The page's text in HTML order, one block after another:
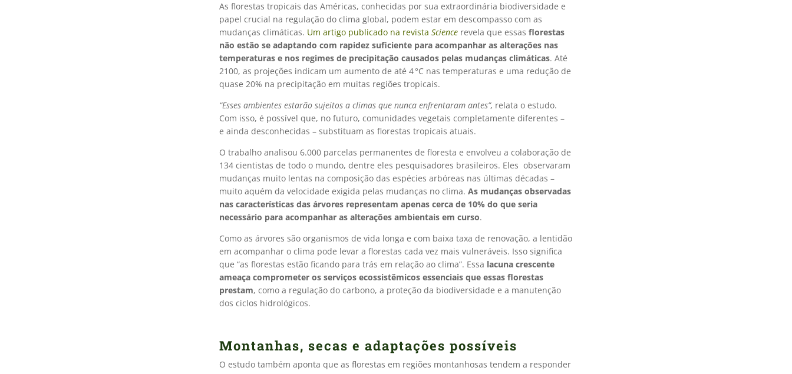
As florestas tropicais das Américas, conhecidas por sua extraordinária biodiversidade e
papel crucial na regulação do clima global, podem estar em descompasso com as
mudanças climáticas. Um artigo publicado na revista Science revela que essas florestas
não estão se adaptando com rapidez suficiente para acompanhar as alterações nas
temperaturas e nos regimes de precipitação causados pelas mudanças climáticas. Até
2100, as projeções indicam um aumento de até 4 °C nas temperaturas e uma redução de
quase 20% na precipitação em muitas regiões tropicais.
“Esses ambientes estarão sujeitos a climas que nunca enfrentaram antes”, relata o estudo.
Com isso, é possível que, no futuro, comunidades vegetais completamente diferentes –
e ainda desconhecidas – substituam as florestas tropicais atuais.
O trabalho analisou 6.000 parcelas permanentes de floresta e envolveu a colaboração de
134 cientistas de todo o mundo, dentre eles pesquisadores brasileiros. Eles observaram
mudanças muito lentas na composição das espécies arbóreas nas últimas décadas –
muito aquém da velocidade exigida pelas mudanças no clima. As mudanças observadas
nas características das árvores representam apenas cerca de 10% do que seria
necessário para acompanhar as alterações ambientais em curso.
Como as árvores são organismos de vida longa e com baixa taxa de renovação, a lentidão
em acompanhar o clima pode levar a florestas cada vez mais vulneráveis. Isso significa
que “as florestas estão ficando para trás em relação ao clima”. Essa lacuna crescente
ameaça comprometer os serviços ecossistêmicos essenciais que essas florestas
prestam, como a regulação do carbono, a proteção da biodiversidade e a manutenção
dos ciclos hidrológicos.
Montanhas, secas e adaptações possíveis
O estudo também aponta que as florestas em regiões montanhosas tendem a responder